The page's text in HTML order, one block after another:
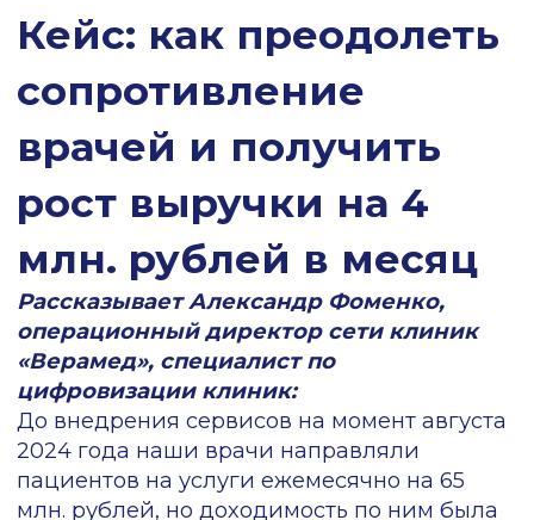
Направления деятельности и
ИНН 7708379533 ОГРН 1207700185934 ООО
«Ариадна»